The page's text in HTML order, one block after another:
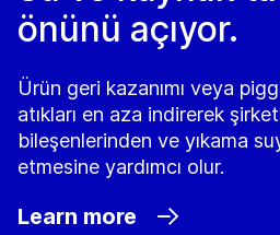
önünü açıyor.
Ürün geri kazanımı veya
atıkları en aza indirerek
bileşenlerinden ve yıkama
etmesine yardımcı olur.
Learn more